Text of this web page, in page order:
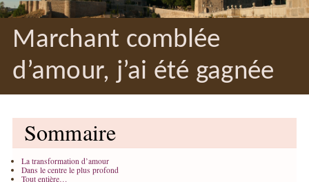
Marchant comblée
d’amour, j’ai été gagnée
Sommaire
La transformation d’amour
Dans le centre le plus profond
Tout entière…